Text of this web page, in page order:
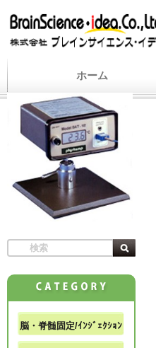
ホーム
脳・脊髄固定/ｲﾝｼﾞｪｸｼｮﾝ